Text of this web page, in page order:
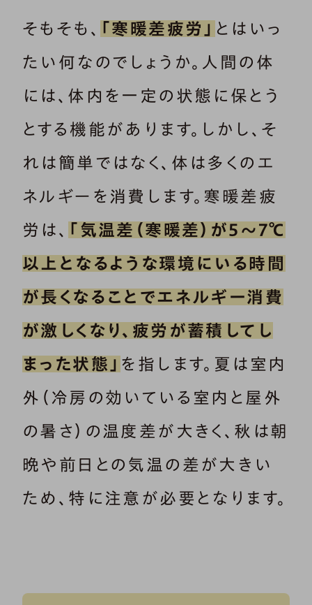
そもそも、 「寒暖差疲労」 とはいっ
たい何なのでしょうか。人間の体
には、体内を一定の状態に保とう
とする機能があります。しかし、そ
れは簡単ではなく、体は多くのエ
ネルギーを消費します。寒暖差疲
労は、 「気温差（寒暖差）が5～7℃
以上となるような環境にいる時間
が長くなることでエネルギー消費
が激しくなり、疲労が蓄積してし
まった状態」 を指します。夏は室内
外（冷房の効いている室内と屋外
の暑さ）の温度差が大きく、秋は朝
晩や前日との気温の差が大きい
ため、特に注意が必要となります。